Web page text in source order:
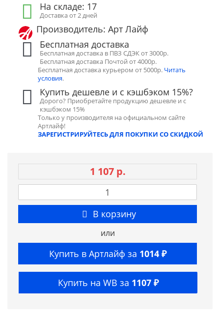
На складе: 17
Доставка от 2 дней
Производитель: Арт Лайф
Бесплатная доставка
Бесплатная доставка в ПВЗ СДЭК от 3000р.
Бесплатная доставка Почтой от 4000р.
Бесплатная доставка курьером от 5000р. Читать
условия.
Купить дешевле и с кэшбэком 15%?
Дорого? Приобретайте продукцию дешевле и с
кэшбэком 15%
Только у производителя на официальном сайте
Артлайф!
ЗАРЕГИСТРИРУЙТЕСЬ ДЛЯ ПОКУПКИ СО СКИДКОЙ
1 107 р.
В корзину
или
Купить в Артлайф за 1014 ₽
Купить на WB за 1107 ₽